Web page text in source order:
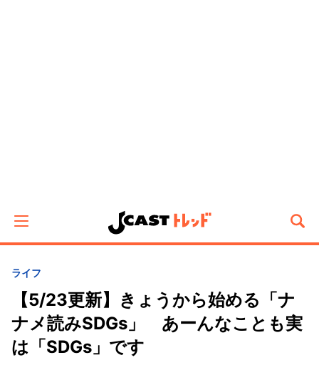
ライフ
【5/23更新】きょうから始める「ナ
ナメ読みSDGs」 あーんなことも実
は「SDGs」です